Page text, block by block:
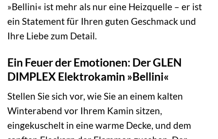
»Bellini« ist mehr als nur eine Heizquelle – er ist
ein Statement für Ihren guten Geschmack und
Ihre Liebe zum Detail.
Ein Feuer der Emotionen: Der GLEN
DIMPLEX Elektrokamin »Bellini«
Stellen Sie sich vor, wie Sie an einem kalten
Winterabend vor Ihrem Kamin sitzen,
eingekuschelt in eine warme Decke, und dem